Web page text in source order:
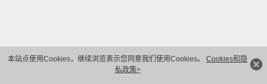
本站点使用Cookies，继续浏览表示您同意我们使用Cookies。 Cookies和隐
私政策>